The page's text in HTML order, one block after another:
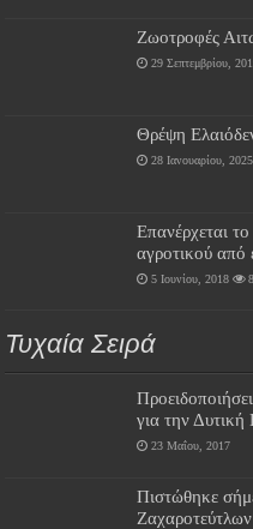
Ζωοτροφές
29 Σεπτεμβρίου,
Θρέψη
28 Ιανουαρίου, 2025
Επανέρχεται
αγροτικού από
5 Ιουνίου, 2018
Τυχαία Σειρά
για την
23 Μαΐου, 2017
Πιστώθηκε
Ζαχαροτεύτλων